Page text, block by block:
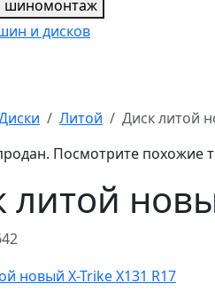
шиномонтаж
Литой
Диск литой
Посмотрите похожие
литой